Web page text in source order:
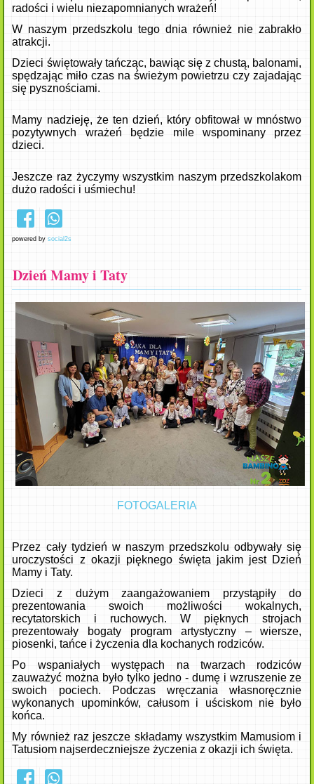
radości i wielu niezapomnianych wrażeń!
W naszym przedszkolu tego dnia również nie zabrakło
atrakcji.
Dzieci świętowały tańcząc, bawiąc się z chustą, balonami,
spędzając miło czas na świeżym powietrzu czy zajadając
się pysznościami.
Mamy nadzieję, że ten dzień, który obfitował w mnóstwo
pozytywnych wrażeń będzie mile wspominany przez
dzieci.
Jeszcze raz życzymy wszystkim naszym przedszkolakom
dużo radości i uśmiechu!
powered bysocial2s
Dzień Mamy i Taty
FOTOGALERIA
Przez cały tydzień w naszym przedszkolu odbywały się
uroczystości z okazji pięknego święta jakim jest Dzień
Mamy i Taty.
Dzieci z dużym zaangażowaniem przystąpiły do
prezentowania swoich możliwości wokalnych,
recytatorskich i ruchowych. W pięknych strojach
prezentowały bogaty program artystyczny – wiersze,
piosenki, tańce i życzenia dla kochanych rodziców.
Po wspaniałych występach na twarzach rodziców
zauważyć można było tylko jedno - dumę i wzruszenie ze
swoich pociech. Podczas wręczania własnoręcznie
wykonanych upominków, całusom i uściskom nie było
końca.
My również raz jeszcze składamy wszystkim Mamusiom i
Tatusiom najserdeczniejsze życzenia z okazji ich święta.